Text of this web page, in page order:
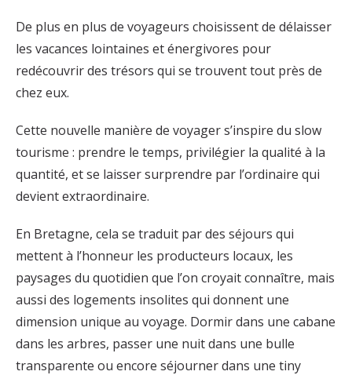
De plus en plus de voyageurs choisissent de délaisser
les vacances lointaines et énergivores pour
redécouvrir des trésors qui se trouvent tout près de
chez eux.
Cette nouvelle manière de voyager s’inspire du slow
tourisme : prendre le temps, privilégier la qualité à la
quantité, et se laisser surprendre par l’ordinaire qui
devient extraordinaire.
En Bretagne, cela se traduit par des séjours qui
mettent à l’honneur les producteurs locaux, les
paysages du quotidien que l’on croyait connaître, mais
aussi des logements insolites qui donnent une
dimension unique au voyage. Dormir dans une cabane
dans les arbres, passer une nuit dans une bulle
transparente ou encore séjourner dans une tiny